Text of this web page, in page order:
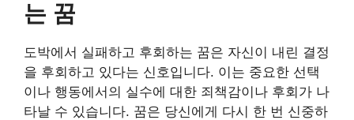
는 꿈
도박에서 실패하고 후회하는 꿈은 자신이 내린 결정
을 후회하고 있다는 신호입니다. 이는 중요한 선택
이나 행동에서의 실수에 대한 죄책감이나 후회가 나
타날 수 있습니다. 꿈은 당신에게 다시 한 번 신중하